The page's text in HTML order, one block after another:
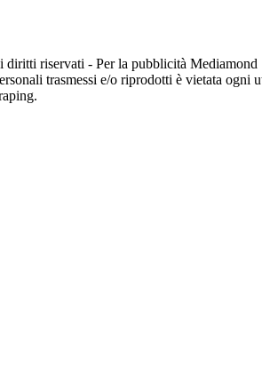
riservati - Per la pubblicità
trasmessi e/o riprodotti è vietata